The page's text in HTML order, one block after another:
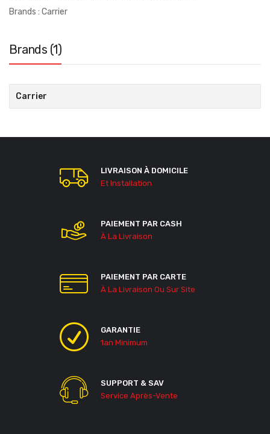
Brands : Carrier
Brands (1)
Carrier
LIVRAISON À DOMICILE
Et Installation
PAIEMENT PAR CASH
À La Livraison
PAIEMENT PAR CARTE
À La Livraison Ou Sur Site
GARANTIE
1an Minimum
SUPPORT & SAV
Service Après-Vente